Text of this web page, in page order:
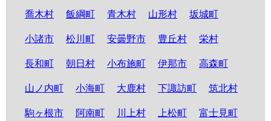
喬木村 飯綱町 青木村 山形村 坂城町
小諸市 松川町 安曇野市 豊丘村 栄村
長和町 朝日村 小布施町 伊那市 高森町
山ノ内町 小海町 大鹿村 下諏訪町 筑北村
駒ヶ根市 阿南町 川上村 上松町 富士見町